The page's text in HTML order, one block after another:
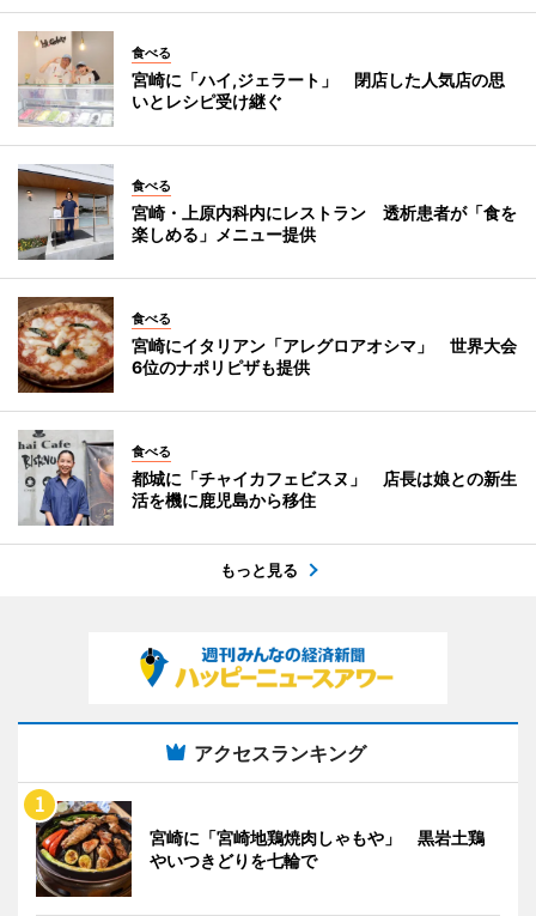
食べる
宮崎に「ハイ,ジェラート」 閉店した人気店の思
いとレシピ受け継ぐ
食べる
宮崎・上原内科内にレストラン 透析患者が「食を
楽しめる」メニュー提供
食べる
宮崎にイタリアン「アレグロアオシマ」 世界大会
6位のナポリピザも提供
食べる
都城に「チャイカフェビスヌ」 店長は娘との新生
活を機に鹿児島から移住
もっと見る
アクセスランキング
宮崎に「宮崎地鶏焼肉しゃもや」 黒岩土鶏
やいつきどりを七輪で